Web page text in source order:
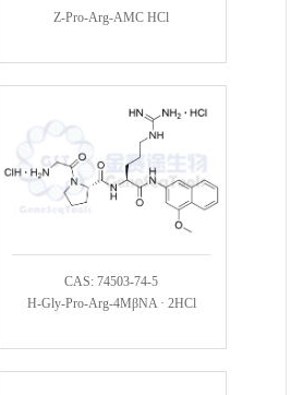
Z-Pro-Arg-AMC HCl
CAS: 74503-74-5
H-Gly-Pro-Arg-4MβNA · 2HCl